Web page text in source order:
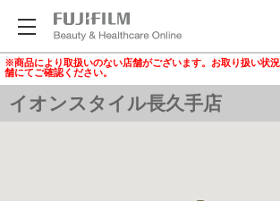
※商品により取扱いのない店舗がございます。お取り扱い状
舗にてご確認ください。
イオンスタイル長久手店